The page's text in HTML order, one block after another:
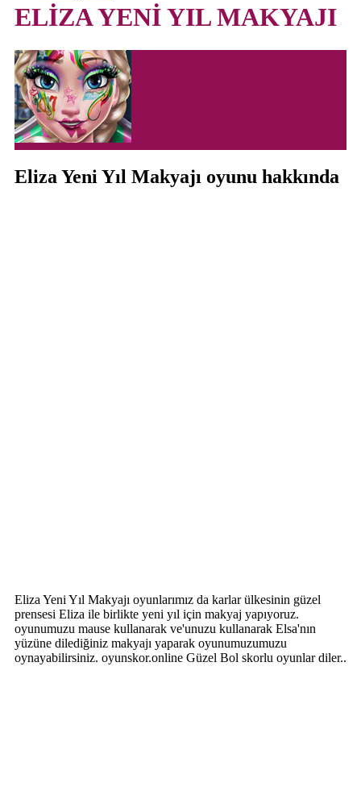
ELİZA YENİ YIL MAKYAJI
Eliza Yeni Yıl Makyajı oyunu hakkında
Eliza Yeni Yıl Makyajı oyunlarımız da karlar ülkesinin güzel
prensesi Eliza ile birlikte yeni yıl için makyaj yapıyoruz.
oyunumuzu mause kullanarak ve'unuzu kullanarak Elsa'nın
yüzüne dilediğiniz makyajı yaparak oyunumuzumuzu
oynayabilirsiniz. oyunskor.online Güzel Bol skorlu oyunlar diler..